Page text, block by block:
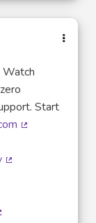
Watch
Start
externe)
externe)